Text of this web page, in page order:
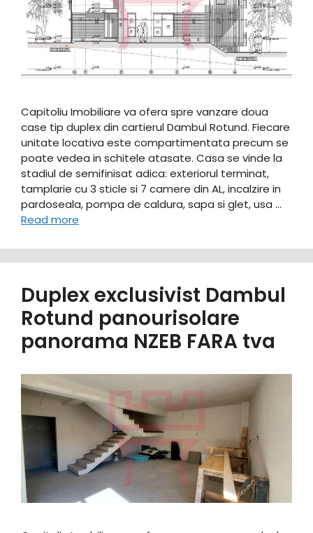
Capitoliu Imobiliare va ofera spre vanzare doua
case tip duplex din cartierul Dambul Rotund. Fiecare
unitate locativa este compartimentata precum se
poate vedea in schitele atasate. Casa se vinde la
stadiul de semifinisat adica: exteriorul terminat,
tamplarie cu 3 sticle si 7 camere din AL, incalzire in
pardoseala, pompa de caldura, sapa si glet, usa …
Read more
Duplex exclusivist Dambul
Rotund panourisolare
panorama NZEB FARA tva